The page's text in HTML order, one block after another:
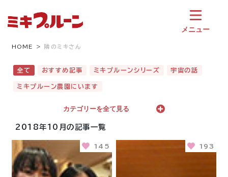
メニュー
HOME 隣のミキさん
全て おすすめ記事 ミキプルーンシリーズ 宇宙の話
ミキプルーン農園にいます
カテゴリーを全て見る
2018年10月の記事一覧
145 193